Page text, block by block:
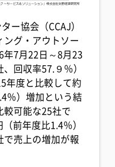
ー協会（CCAJ）
ング・アウトソー
年7月22日～8月23
回収率57.９％）
年度と比較して約
％）増加という結
較可能な25社で
前年度比1.4％）
で売上の増加が報